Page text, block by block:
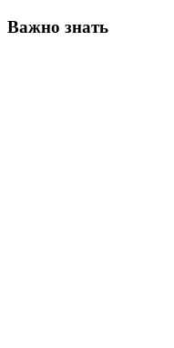
Важно знать